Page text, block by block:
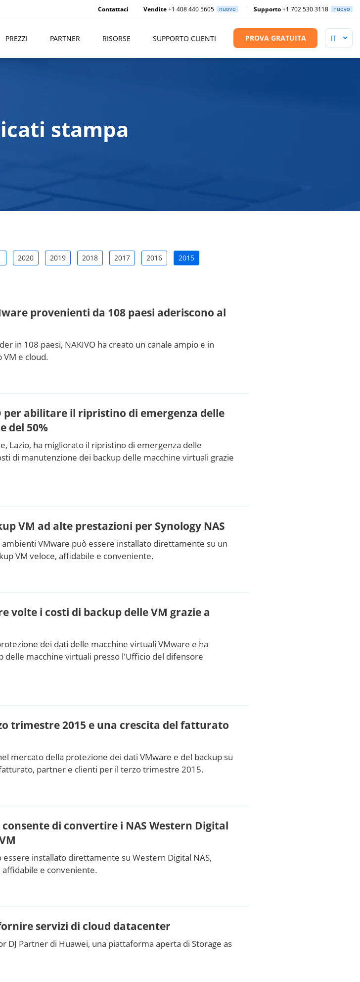
Contattaci Vendite+1 408 440 5605 nuovo Supporto+1 702 530 3118 nuovo
PREZZI PARTNER RISORSE SUPPORTO CLIENTI PROVA GRATUITA
stampa
2020 2019 2018 2017 2016 2015
provenienti da 108 paesi aderiscono al
in 108 paesi, NAKIVO ha creato un canale ampio e in
VM e cloud.
per abilitare il ripristino di emergenza delle
del 50%
Lazio, ha migliorato il ripristino di emergenza delle
di manutenzione dei backup delle macchine virtuali grazie
VM ad alte prestazioni per Synology NAS
VMware può essere installato direttamente su un
VM veloce, affidabile e conveniente.
volte i costi di backup delle VM grazie a
dei dati delle macchine virtuali VMware e ha
macchine virtuali presso l'Ufficio del difensore
trimestre 2015 e una crescita del fatturato
mercato della protezione dei dati VMware e del backup su
partner e clienti per il terzo trimestre 2015.
di convertire i NAS Western Digital
installato direttamente su Western Digital NAS,
affidabile e conveniente.
servizi di cloud datacenter
DJ Partner di Huawei, una piattaforma aperta di Storage as